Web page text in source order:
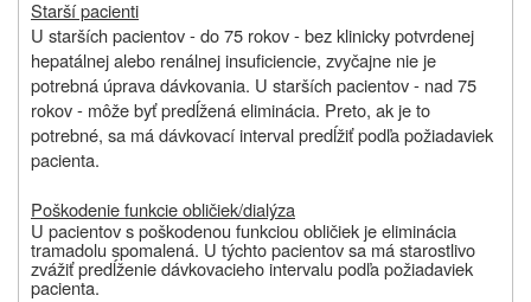
Starší pacienti
U starších pacientov - do 75 rokov - bez klinicky potvrdenej
hepatálnej alebo renálnej insuficiencie, zvyčajne nie je
potrebná úprava dávkovania. U starších pacientov - nad 75
rokov - môže byť predĺžená eliminácia. Preto, ak je to
potrebné, sa má dávkovací interval predĺžiť podľa požiadaviek
pacienta.
Poškodenie funkcie obličiek/dialýza
U pacientov s poškodenou funkciou obličiek je eliminácia
tramadolu spomalená. U týchto pacientov sa má starostlivo
zvážiť predĺženie dávkovacieho intervalu podľa požiadaviek
pacienta.